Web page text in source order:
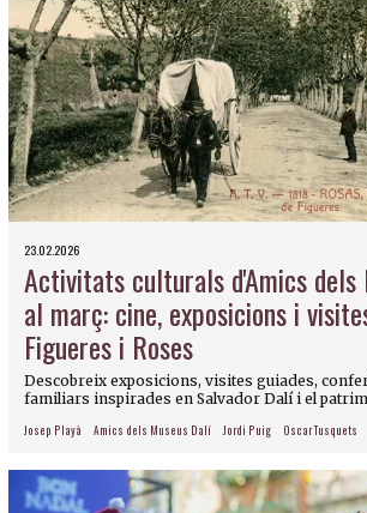
23.02.2026
Activitats culturals d'Amics dels
al març: cine, exposicions i
Figueres i Roses
Descobreix exposicions, visites guiades,
familiars inspirades en Salvador Dalí i el
Josep Playà Amics dels Museus Dalí Jordi Puig Oscar Tusquets